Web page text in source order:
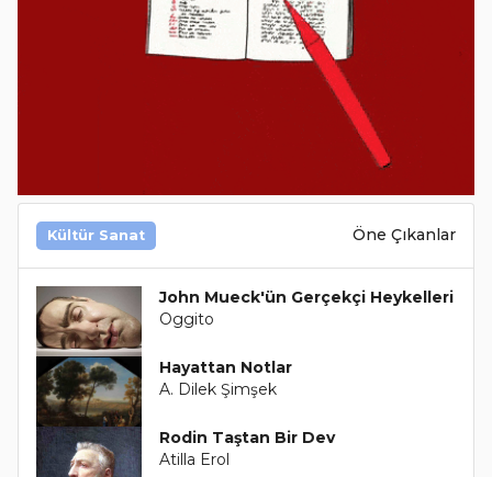
Kültür Sanat Öne Çıkanlar
John Mueck'ün Gerçekçi Heykelleri
Oggito
Hayattan Notlar
A. Dilek Şimşek
Rodin Taştan Bir Dev
Atilla Erol